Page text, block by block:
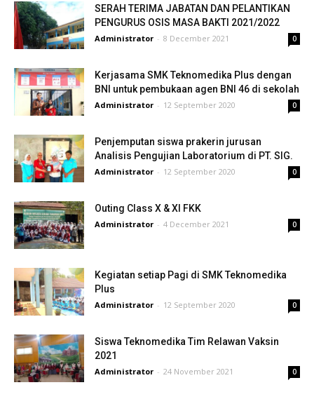
SERAH TERIMA JABATAN DAN PELANTIKAN
PENGURUS OSIS MASA BAKTI 2021/2022
Administrator - 8 December 2021 0
Kerjasama SMK Teknomedika Plus dengan
BNI untuk pembukaan agen BNI 46 di sekolah
Administrator - 12 September 2020 0
Penjemputan siswa prakerin jurusan
Analisis Pengujian Laboratorium di PT. SIG.
Administrator - 12 September 2020 0
Outing Class X & XI FKK
Administrator - 4 December 2021 0
Kegiatan setiap Pagi di SMK Teknomedika
Plus
Administrator - 12 September 2020 0
Siswa Teknomedika Tim Relawan Vaksin
2021
Administrator - 24 November 2021 0